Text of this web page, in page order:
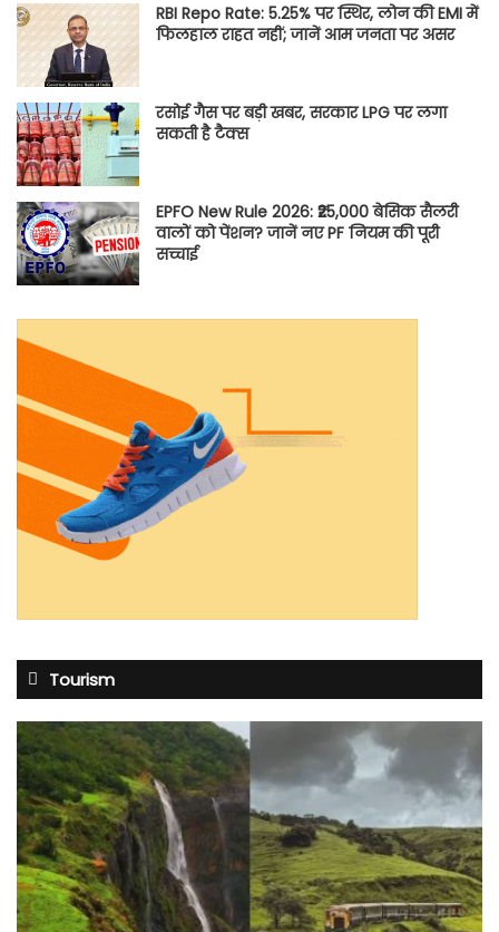
RBI Repo Rate: 5.25% पर स्थिर, लोन की EMI में
फिलहाल राहत नहीं; जानें आम जनता पर असर
रसोई गैस पर बड़ी खबर, सरकार LPG पर लगा
सकती है टैक्स
EPFO New Rule 2026: ₹25,000 बेसिक सैलरी
वालों को पेंशन? जानें नए PF नियम की पूरी
सच्चाई
Tourism